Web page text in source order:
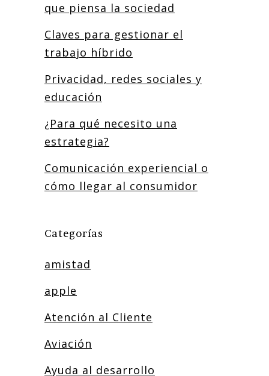
que piensa la sociedad
Claves para gestionar el
trabajo híbrido
Privacidad, redes sociales y
educación
¿Para qué necesito una
estrategia?
Comunicación experiencial o
cómo llegar al consumidor
Categorías
amistad
apple
Atención al Cliente
Aviación
Ayuda al desarrollo